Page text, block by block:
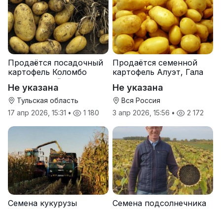
Продаётся посадочный
картофель Коломбо
оптом от трёх тонн
Не указана
Тульская область
17 апр 2026, 15:31 • 1 180
Продаётся семенной
картофель Алуэт, Гала
Не указана
Вся Россия
3 апр 2026, 15:56 • 2 172
Семена кукурузы
Семена подсолнечника